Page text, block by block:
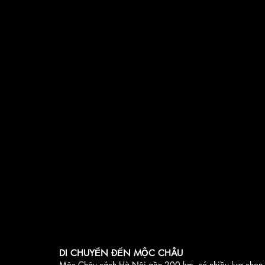
DI CHUYỂN ĐẾN MỘC CHÂU